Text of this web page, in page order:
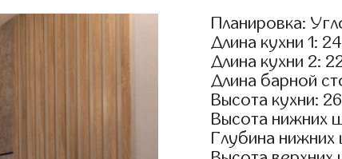
Планировка:
Длина кухни 1:
Длина кухни 2:
Длина барной
Высота кухни:
Высота нижних
Глубина